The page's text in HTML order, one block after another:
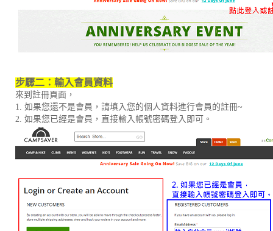
步驟二：輸入會員資料
來到註冊頁面，
1. 如果您還不是會員，請填入您的個人資料進行會員的註冊~
2. 如果您已經是會員，直接輸入帳號密碼登入即可。